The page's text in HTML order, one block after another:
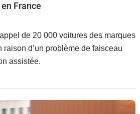
France
de 20 000 voitures des marques
raison d’un problème de faisceau
assistée.